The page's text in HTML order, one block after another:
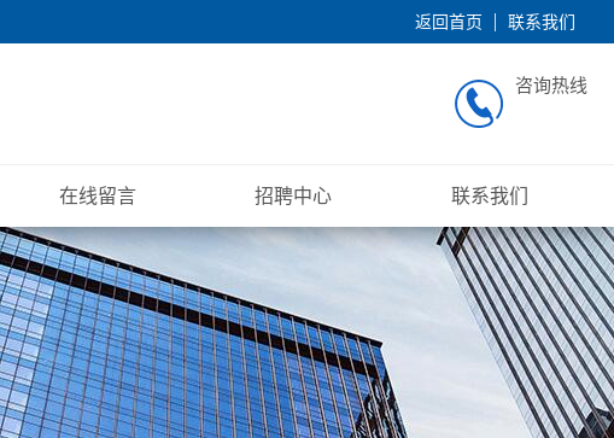
返回首页 联系我们
咨询热线
在线留言 招聘中心 联系我们